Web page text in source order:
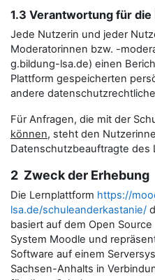
1.3 Verantwortung für
Jede Nutzerin und jeder
Moderatorinnen bzw. -
g.bildung-lsa.de) einen
Plattform gespeicherten
andere
Für Anfragen, die mit der
können, steht den
Datenschutzbeauftragte des
2 Zweck der Erhebung
Die Lernplattform https://
lsa.de/schuleanderkastanie/
basiert auf dem Open
System Moodle und
Software auf einem
Sachsen-Anhalts in